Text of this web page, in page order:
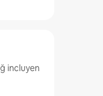
incluyen